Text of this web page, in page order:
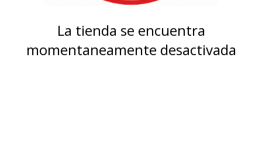
La tienda se encuentra
momentaneamente desactivada